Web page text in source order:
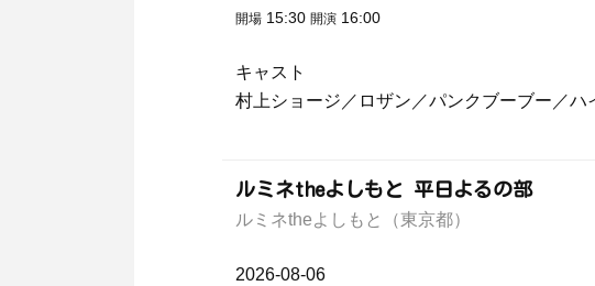
開場 15:30 開演 16:00
キャスト
村上ショージ／ロザン／パンクブーブー／ハ
ルミネtheよしもと 平日よるの部
ルミネtheよしもと（東京都）
2026-08-06